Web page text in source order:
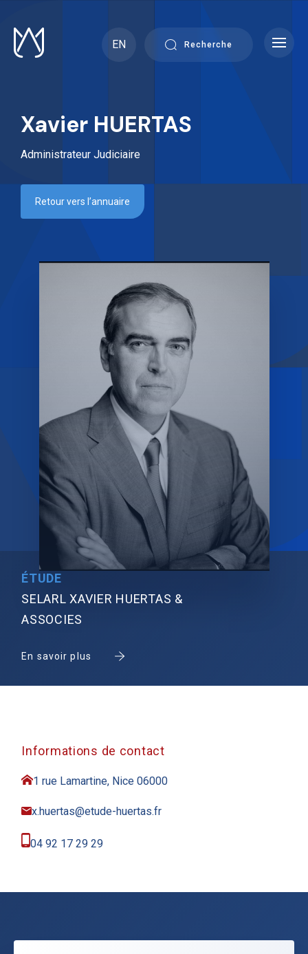
content
EN
Recherche
Xavier HUERTAS
Administrateur Judiciaire
Retour vers l’annuaire
ÉTUDE
SELARL XAVIER HUERTAS &
ASSOCIES
En savoir plus
Informations de contact
1 rue Lamartine, Nice 06000
x.huertas@etude-huertas.fr
04 92 17 29 29